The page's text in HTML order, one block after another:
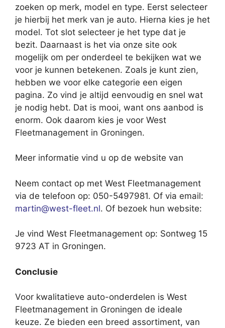
zoeken op merk, model en type. Eerst selecteer
je hierbij het merk van je auto. Hierna kies je het
model. Tot slot selecteer je het type dat je
bezit. Daarnaast is het via onze site ook
mogelijk om per onderdeel te bekijken wat we
voor je kunnen betekenen. Zoals je kunt zien,
hebben we voor elke categorie een eigen
pagina. Zo vind je altijd eenvoudig en snel wat
je nodig hebt. Dat is mooi, want ons aanbod is
enorm. Ook daarom kies je voor West
Fleetmanagement in Groningen.
Meer informatie vind u op de website van
Neem contact op met West Fleetmanagement
via de telefoon op: 050-5497981. Of via email:
martin@west-fleet.nl. Of bezoek hun website:
Je vind West Fleetmanagement op: Sontweg 15
9723 AT in Groningen.
Conclusie
Voor kwalitatieve auto-onderdelen is West
Fleetmanagement in Groningen de ideale
keuze. Ze bieden een breed assortiment, van